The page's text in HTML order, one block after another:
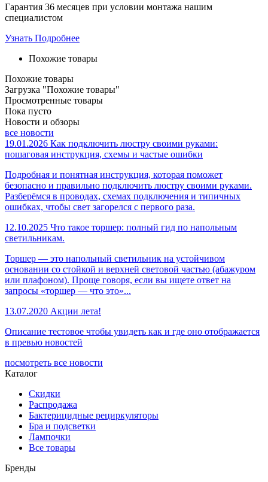
Гарантия 36 месяцев при условии монтажа нашим
специалистом
Узнать Подробнее
Похожие товары
Похожие товары
Загрузка "Похожие товары"
Просмотренные товары
Пока пусто
Новости и обзоры
все новости
19.01.2026 Как подключить люстру своими руками:
пошаговая инструкция, схемы и частые ошибки
Подробная и понятная инструкция, которая поможет
безопасно и правильно подключить люстру своими руками.
Разберёмся в проводах, схемах подключения и типичных
ошибках, чтобы свет загорелся с первого раза.
12.10.2025 Что такое торшер: полный гид по напольным
светильникам.
Торшер — это напольный светильник на устойчивом
основании со стойкой и верхней световой частью (абажуром
или плафоном). Проще говоря, если вы ищете ответ на
запросы «торшер — что это»...
13.07.2020 Акции лета!
Описание тестовое чтобы увидеть как и где оно отображается
в превью новостей
посмотреть все новости
Каталог
Скидки
Распродажа
Бактерицидные рециркуляторы
Бра и подсветки
Лампочки
Все товары
Бренды